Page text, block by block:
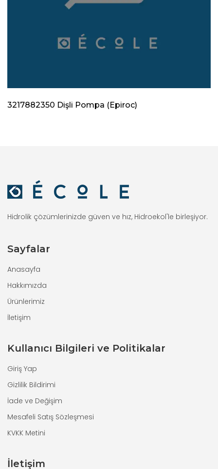
3217882350 Dişli Pompa (Epiroc)
Hidrolik çözümlerinizde güven ve hız, Hidroekol'le birleşiyor.
Sayfalar
Anasayfa
Hakkımızda
Ürünlerimiz
İletişim
Kullanıcı Bilgileri ve Politikalar
Giriş Yap
Gizlilik Bildirimi
İade ve Değişim
Mesafeli Satış Sözleşmesi
KVKK Metini
İletişim